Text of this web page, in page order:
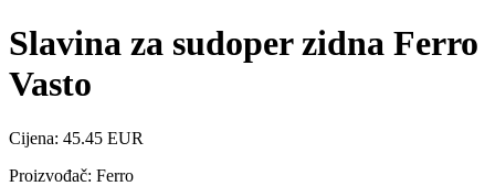
Slavina za sudoper zidna Ferro
Vasto
Cijena: 45.45 EUR
Proizvođač: Ferro